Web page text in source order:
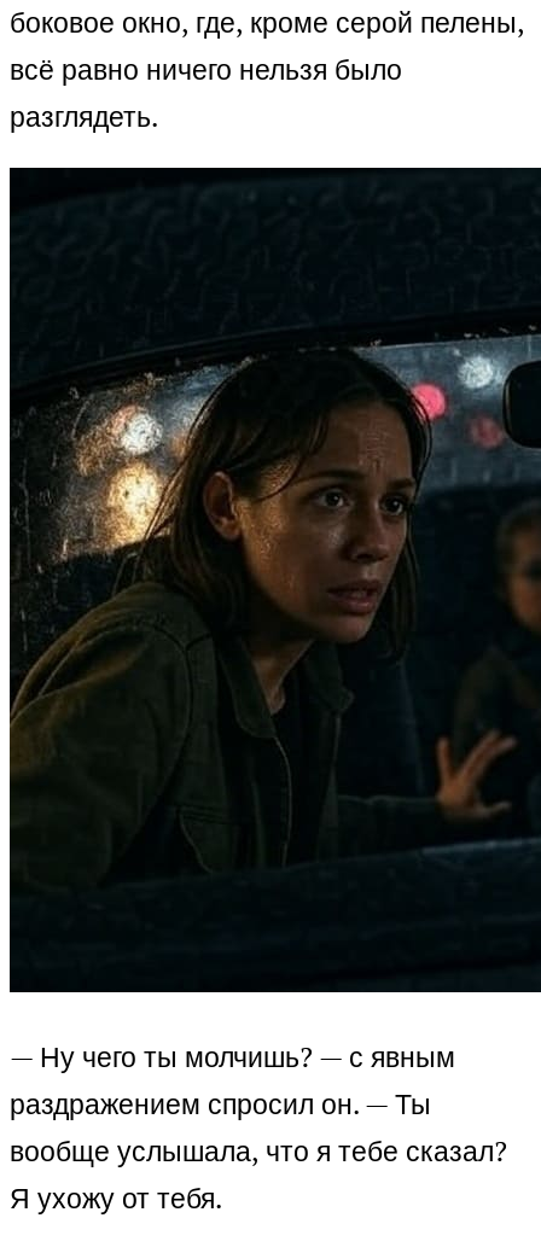
боковое окно, где, кроме серой пелены,
всё равно ничего нельзя было
разглядеть.
— Ну чего ты молчишь? — с явным
раздражением спросил он. — Ты
вообще услышала, что я тебе сказал?
Я ухожу от тебя.